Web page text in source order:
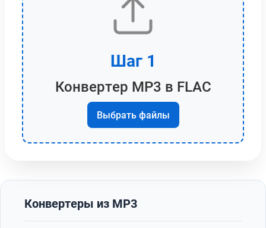
Шаг 1
Конвертер MP3 в FLAC
Выбрать файлы
Конвертеры из MP3